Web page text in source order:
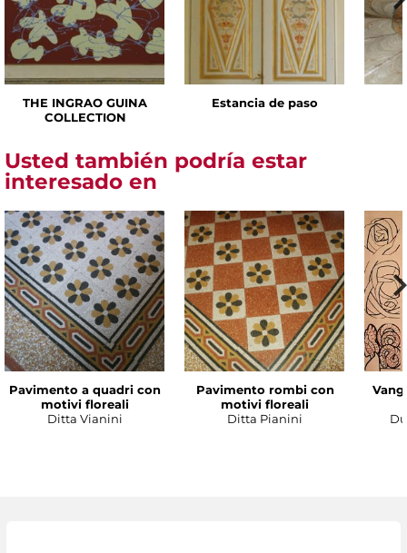
THE INGRAO GUINA
COLLECTION
Estancia de paso
Usted también podría estar
interesado en
Pavimento a quadri con
motivi floreali
Ditta Vianini
Pavimento rombi con
motivi floreali
Ditta Pianini